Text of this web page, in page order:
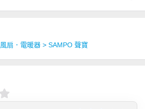
風扇．電暖器 > SAMPO 聲寶